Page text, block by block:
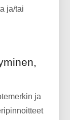
ja/tai
ja